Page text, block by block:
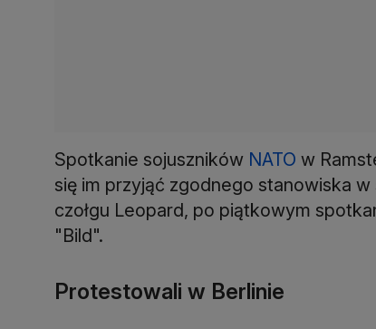
Spotkanie sojuszników NATO w
się im przyjąć zgodnego stanowiska
czołgu Leopard, po piątkowym
"Bild".
Protestowali w Berlinie